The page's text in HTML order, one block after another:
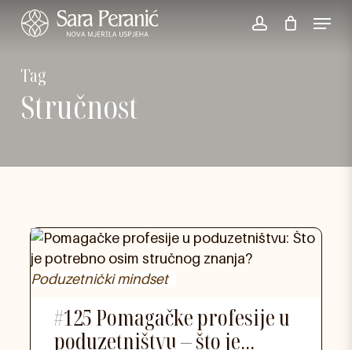
Skip
content
account
Menu
Tag
Stručnost
Poduzetnički mindset
#125 Pomagačke profesije u
poduzetništvu – što je